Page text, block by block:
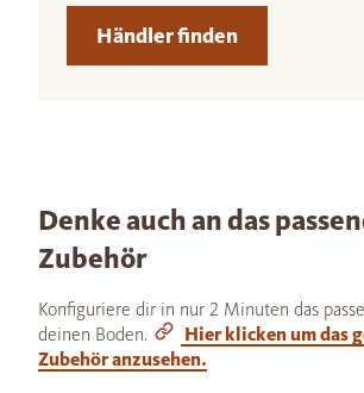
Händler finden
Denke auch an das
Zubehör
Konfiguriere dir in nur 2 Minuten das
deinen Boden.
Hier klicken um das
Zubehör anzusehen.